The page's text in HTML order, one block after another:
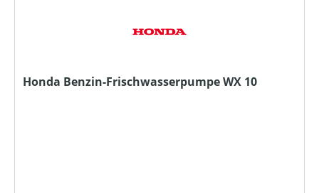
Honda Benzin-Frischwasserpumpe WX 10